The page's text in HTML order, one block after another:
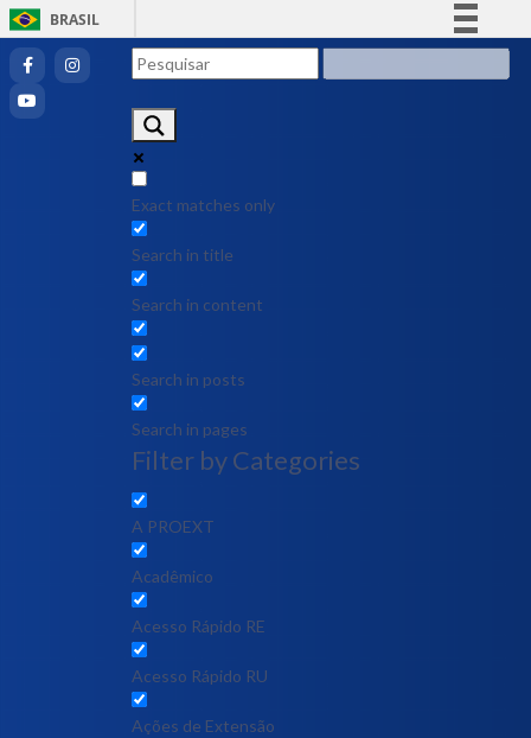
BRASIL
Exact matches only
Search in title
Search in content
Search in posts
Search in pages
Filter by Categories
A PROEXT
Acadêmico
Acesso Rápido RE
Acesso Rápido RU
Ações de Extensão